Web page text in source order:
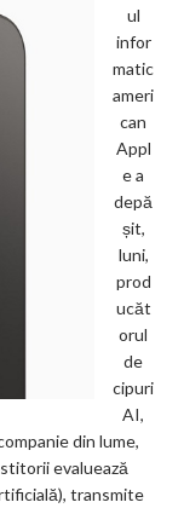
ul
infor
matic
ameri
can
Appl
e a
depă
șit,
luni,
prod
ucăt
orul
de
cipuri
AI,
din lume,
evaluează
transmite